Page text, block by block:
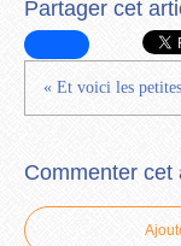
Partager cet
« Et voici les
Commenter cet